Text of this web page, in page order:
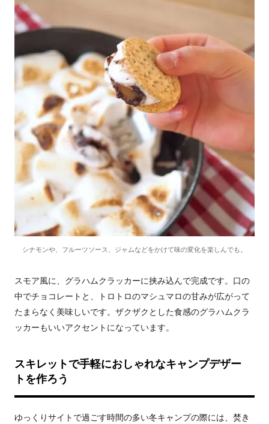
シナモンや、フルーツソース、ジャムなどをかけて味の変化を楽しんでも。
スモア風に、グラハムクラッカーに挟み込んで完成です。口の
中でチョコレートと、トロトロのマシュマロの甘みが広がって
たまらなく美味しいです。ザクザクとした食感のグラハムクラ
ッカーもいいアクセントになっています。
スキレットで手軽におしゃれなキャンプデザー
トを作ろう
ゆっくりサイトで過ごす時間の多い冬キャンプの際には、焚き